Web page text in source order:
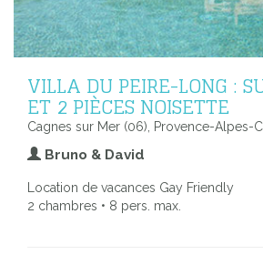
VILLA DU PEIRE-LONG :
ET 2 PIÈCES NOISETTE
Cagnes sur Mer (06), Provence-Alpes-
Bruno & David
Location de vacances Gay Friendly
2 chambres • 8 pers. max.